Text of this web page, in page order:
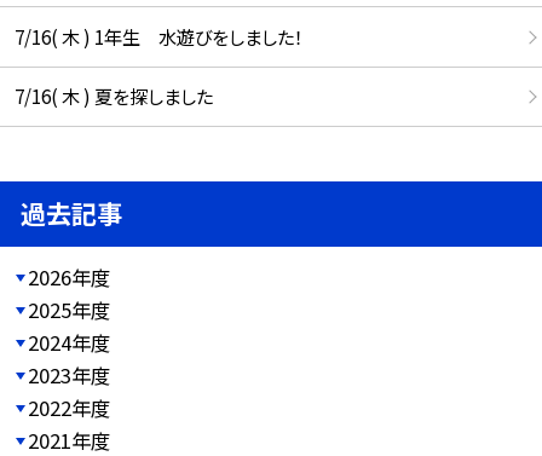
7/16( 木 ) 1年生 水遊びをしました！
7/16( 木 ) 夏を探しました
過去記事
2026年度
2025年度
2024年度
2023年度
2022年度
2021年度